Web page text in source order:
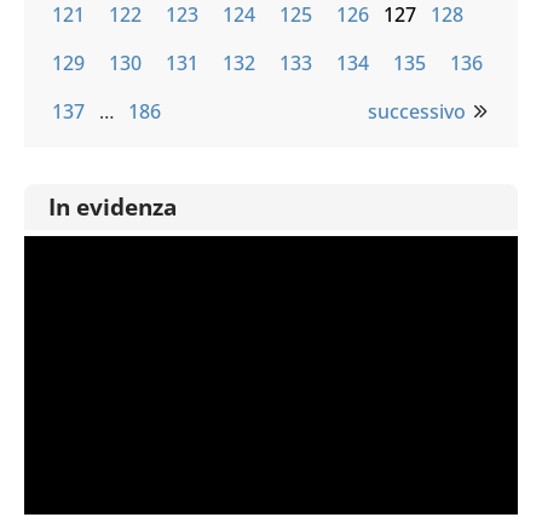
121
122 123 124 125 126 127 128
129
130 131 132 133 134 135
136
137 … 186 successivo
In evidenza